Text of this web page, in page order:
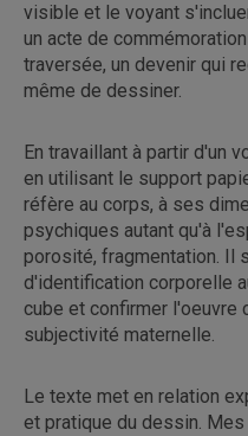
visible et le voyant
un acte de
traversée, un devenir qui
même de dessiner.
En travaillant à partir d'un
en utilisant le support
réfère au corps, à ses
psychiques autant qu'à
porosité, fragmentation. Il
d'identification corporelle
cube et confirmer l'oeuvre
subjectivité maternelle.
Le texte met en relation
et pratique du dessin.